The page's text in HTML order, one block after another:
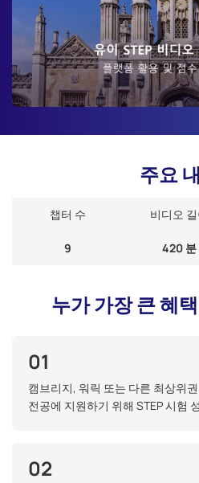
주요
챕터 수 비디오 길
9 420 분
누가 가장 큰 혜
01
캠브리지, 워릭 또는 다른 최상위
전공에 지원하기 위해 STEP 시험
02